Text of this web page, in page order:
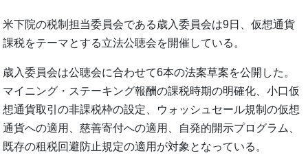
米下院の税制担当委員会である歳入委員会は9日、仮想通貨
課税をテーマとする立法公聴会を開催している。
歳入委員会は公聴会に合わせて6本の法案草案を公開した。
マイニング・ステーキング報酬の課税時期の明確化、小口仮
想通貨取引の非課税枠の設定、ウォッシュセール規制の仮想
通貨への適用、慈善寄付への適用、自発的開示プログラム、
既存の租税回避防止規定の適用が対象となっている。